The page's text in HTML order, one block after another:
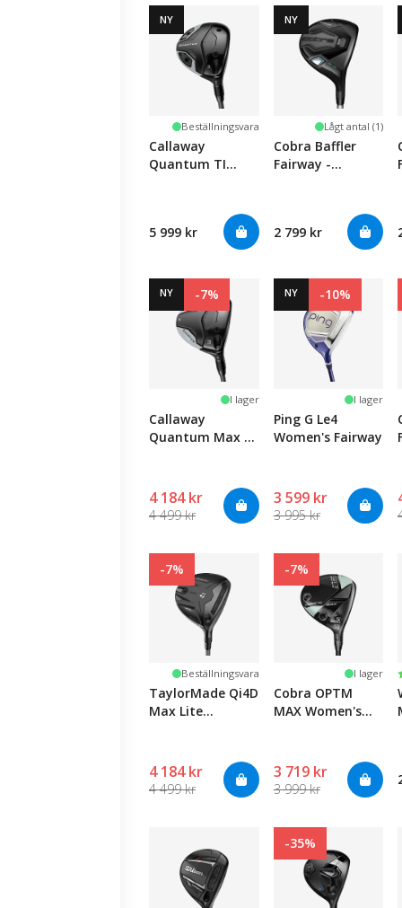
NY
Beställningsvara
Callaway
Quantum TI
5 999 kr
NY
Lågt antal (1)
Cobra Baffler
Fairway -
2 799 kr
NY -7%
I lager
Callaway
Quantum Max D
4 184 kr
4 499 kr
NY -10%
I lager
Ping G Le4
Women's Fairway
3 599 kr
3 995 kr
-7%
Beställningsvara
TaylorMade Qi4D
Max Lite
4 184 kr
4 499 kr
-7%
I lager
Cobra OPTM
MAX Women's
3 719 kr
3 999 kr
-35%